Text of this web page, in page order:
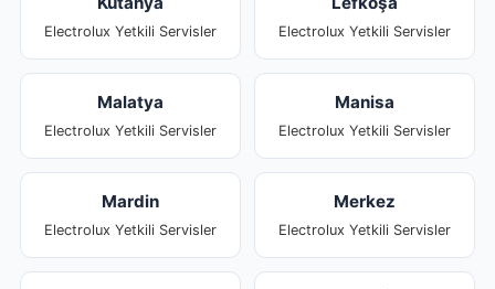
Electrolux Yetkili Servisler Electrolux Yetkili Servisler
Malatya
Electrolux Yetkili Servisler
Manisa
Electrolux Yetkili Servisler
Mardin
Electrolux Yetkili Servisler
Merkez
Electrolux Yetkili Servisler